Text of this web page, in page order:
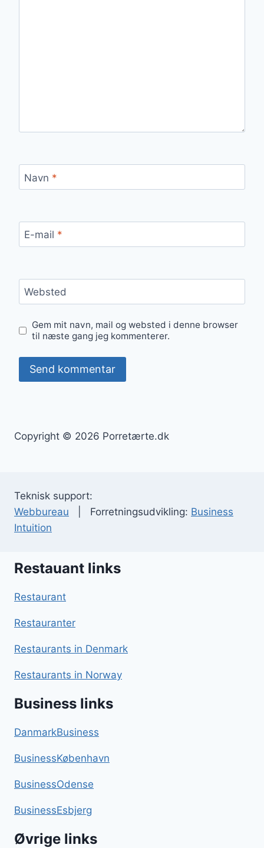
Navn *
E-mail *
Websted
Gem mit navn, mail og websted i denne browser
til næste gang jeg kommenterer.
Copyright © 2026 Porretærte.dk
Teknisk support:
Webbureau | Forretningsudvikling: Business
Intuition
Restauant links
Restaurant
Restauranter
Restaurants in Denmark
Restaurants in Norway
Business links
DanmarkBusiness
BusinessKøbenhavn
BusinessOdense
BusinessEsbjerg
Øvrige links